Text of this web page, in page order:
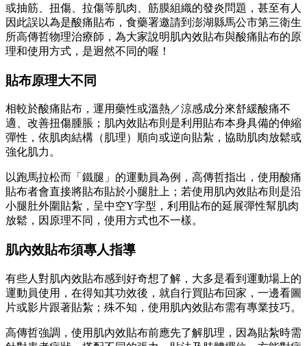
或抽筋、扭傷、拉傷等肌肉、筋膜組織的發炎問題，甚至有人
因此誤以為是酸痛貼布，食藥署邀請到澎湖縣馬公市第三衛生
所高傳哲物理治療師，為大家說明肌內效貼布與酸痛貼布的原
理和使用方式，是迥然不同的喔！
貼布原理大不同
相較於酸痛貼布，運用藥性或溫熱／涼感成分來舒緩酸痛不
適、改善扭傷腫脹；肌內效貼布則是利用貼布本身具備的伸縮
彈性，依肌肉結構（肌理）順向或逆向貼紮，協助肌肉放鬆或
強化肌力。
以跑馬拉松而「鐵腿」的運動員為例，高傳哲指出，使用酸痛
貼布者會直接將貼布貼於小腿肚上；若使用肌內效貼布則是沿
小腿肚外圍貼紮，呈中空Y字型，利用貼布的延展彈性幫肌肉
放鬆，因原理不同，使用方式也不一樣。
肌內效貼布須專人指導
有些人對肌內效貼布感到好奇想了解，大多是看到運動場上的
運動員使用，在得知其功效後，就自行買貼布回家，一邊看圖
片或影片跟著貼紮；殊不知，使用肌內效貼布需有專業技巧。
高傳哲強調，使用肌內效貼布前應先了解肌理，因為貼紮時需